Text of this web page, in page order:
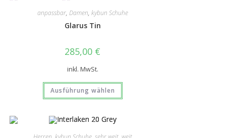
anpassbar, Damen, kybun Schuhe
Glarus Tin
285,00 €
inkl. MwSt.
Ausführung wählen